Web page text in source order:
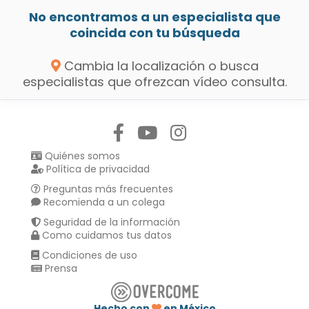
No encontramos a un especialista que
coincida con tu búsqueda
Cambia la localización o busca
especialistas que ofrezcan vídeo consulta.
Quiénes somos
Política de privacidad
Preguntas más frecuentes
Recomienda a un colega
Seguridad de la información
Como cuidamos tus datos
Condiciones de uso
Prensa